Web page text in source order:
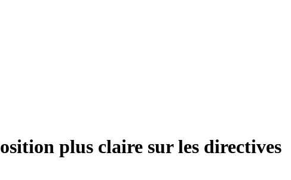
plus claire sur les directives